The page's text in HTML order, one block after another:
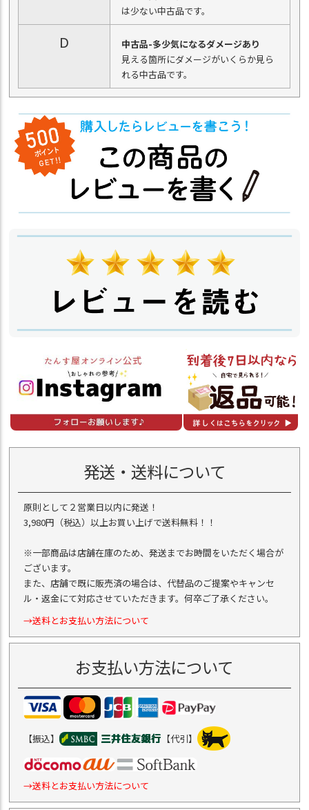
は少ない中古品です。
D
中古品-多少気になるダメージあり
見える箇所にダメージがいくらか見ら
れる中古品です。
発送・送料について
原則として２営業日以内に発送！
3,980円（税込）以上お買い上げで送料無料！！
※一部商品は店舗在庫のため、発送までお時間をいただく場合が
ございます。
また、店舗で既に販売済の場合は、代替品のご提案やキャンセ
ル・返金にて対応させていただきます。何卒ご了承ください。
→送料とお支払い方法について
お支払い方法について
【振込】 【代引】
→送料とお支払い方法について